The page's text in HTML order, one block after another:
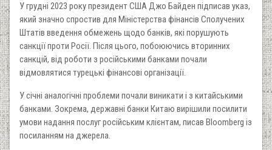
У грудні 2023 року президент США Джо Байден підписав указ,
який значно спростив для Міністерства фінансів Сполучених
Штатів введення обмежень щодо банків, які порушують
санкції проти Росії. Після цього, побоюючись вторинних
санкцій, від роботи з російськими банками почали
відмовлятися турецькі фінансові організації.
У січні аналогічні проблеми почали виникати і з китайськими
банками. Зокрема, державні банки Китаю вирішили посилити
умови надання послуг російським клієнтам, писав Bloomberg із
посиланням на джерела.